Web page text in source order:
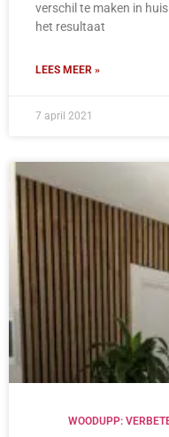
verschil te maken in
het resultaat
LEES MEER »
7 april 2021
WOODUPP: